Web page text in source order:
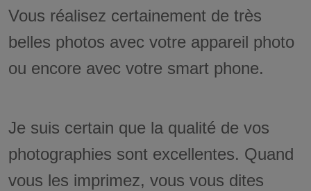
Vous réalisez certainement de très
belles photos avec votre appareil photo
ou encore avec votre smart phone.
Je suis certain que la qualité de vos
photographies sont excellentes. Quand
vous les imprimez, vous vous dites